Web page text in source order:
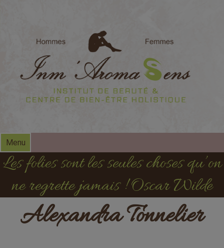
Menu
Les folies sont les seules choses qu’on
ne regrette jamais ! Oscar Wilde
Alexandra Tonnelier